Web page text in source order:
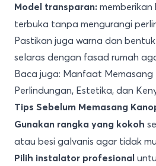
Model transparan: memberikan
terbuka tanpa mengurangi
Pastikan juga warna dan
selaras dengan fasad rumah
Baca juga: Manfaat Memasang
Perlindungan, Estetika, dan
Tips Sebelum Memasang
Gunakan rangka yang kokoh
atau besi galvanis agar tidak
Pilih instalator profesional